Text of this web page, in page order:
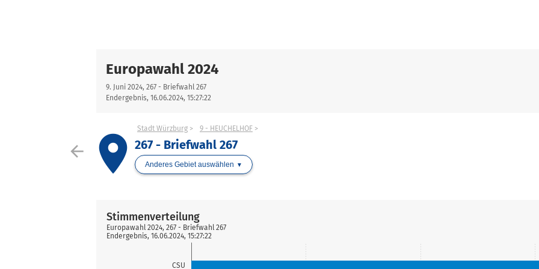
Europawahl 2024
9. Juni 2024, 267 - Briefwahl 267
Endergebnis, 16.06.2024, 15:27:22
arrow_back place
Stadt Würzburg 9 - HEUCHELHOF
267 - Briefwahl 267
Anderes Gebiet auswählen
CSU
Stimmenverteilung
Europawahl 2024, 267 - Briefwahl 267
Endergebnis, 16.06.2024, 15:27:22